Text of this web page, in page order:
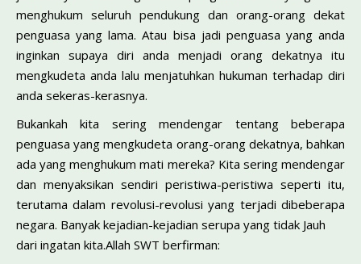
menghukum seluruh pendukung dan orang-orang dekat
penguasa yang lama. Atau bisa jadi penguasa yang anda
inginkan supaya diri anda menjadi orang dekatnya itu
mengkudeta anda lalu menjatuhkan hukuman terhadap diri
anda sekeras-kerasnya.
Bukankah kita sering mendengar tentang bebe­rapa
penguasa yang mengkudeta orang-orang dekatnya, bahkan
ada yang menghukum mati mereka? Kita sering mendengar
dan menyaksikan sendiri peristiwa-peristiwa seperti itu,
terutama dalam revolusi-revolusi yang terjadi dibeberapa
negara. Banyak kejadian-kejadian serupa yang tidak Jauh
dari ingatan kita.Allah SWT berfirman: